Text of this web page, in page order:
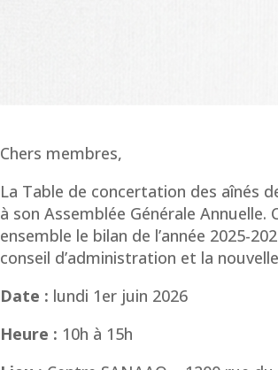
Chers membres,
La Table de concertation des aînés
à son Assemblée Générale
ensemble le bilan de l’année 2025-
conseil d’administration et la
Date : lundi 1er juin 2026
Heure : 10h à 15h